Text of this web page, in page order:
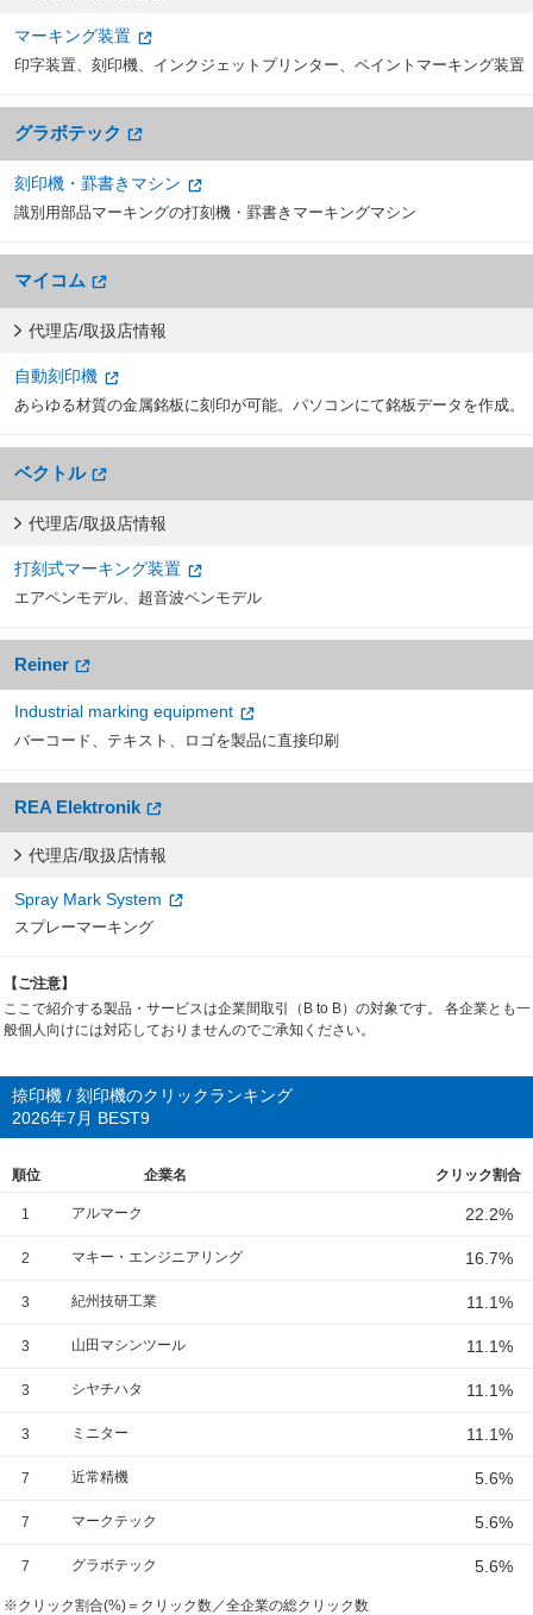
マーキング装置
印字装置、刻印機、インクジェットプリンター、ペイントマーキング装置
グラボテック
刻印機・罫書きマシン
識別用部品マーキングの打刻機・罫書きマーキングマシン
マイコム
代理店/取扱店情報
自動刻印機
あらゆる材質の金属銘板に刻印が可能。パソコンにて銘板データを作成。
ベクトル
代理店/取扱店情報
打刻式マーキング装置
エアペンモデル、超音波ペンモデル
Reiner
Industrial marking equipment
バーコード、テキスト、ロゴを製品に直接印刷
REA Elektronik
代理店/取扱店情報
Spray Mark System
スプレーマーキング
【ご注意】
ここで紹介する製品・サービスは企業間取引（B to B）の対象です。 各企業とも一
般個人向けには対応しておりませんのでご承知ください。
捺印機 / 刻印機のクリックランキング
2026年7月 BEST9
順位 企業名 クリック割合
1 アルマーク 22.2%
2 マキー・エンジニアリング 16.7%
3 紀州技研工業 11.1%
3 山田マシンツール 11.1%
3 シヤチハタ 11.1%
3 ミニター 11.1%
7 近常精機 5.6%
7 マークテック 5.6%
7 グラボテック 5.6%
※クリック割合(%)＝クリック数／全企業の総クリック数